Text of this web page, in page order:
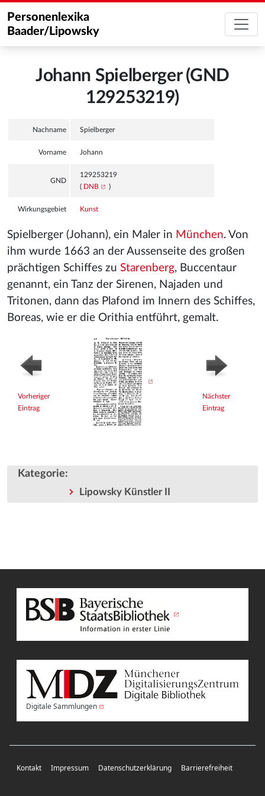
Personenlexika
Baader/Lipowsky
Johann Spielberger (GND
129253219)
Nachname Spielberger
Vorname Johann
GND
129253219
( DNB )
Wirkungsgebiet Kunst
Spielberger (Johann), ein Maler in München. Von
ihm wurde 1663 an der Aussenseite des großen
prächtigen Schiffes zu Starenberg, Buccentaur
genannt, ein Tanz der Sirenen, Najaden und
Tritonen, dann das Plafond im Innern des Schiffes,
Boreas, wie er die Orithia entführt, gemalt.
Vorheriger
Eintrag
Nächster
Eintrag
Kategorie:
Lipowsky Künstler II
Digitale Sammlungen
Kontakt Impressum Datenschutzerklärung Barrierefreiheit